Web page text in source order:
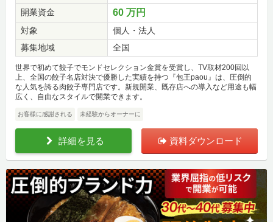
開業資金
60 万円
対象
個人・法人
募集地域
全国
世界で初めて餃子でモンドセレクション金賞を受賞し、TV取材200回以
上、全国の餃子名店対決で優勝した実績を持つ『包王paou』は、圧倒的
な人気を誇る肉餃子専門店です。新規開業、既存店への導入など用途も幅
広く、自由なスタイルで開業できます。
お客様に感謝される 未経験からオーナーに
詳細を見る 資料ダウンロード